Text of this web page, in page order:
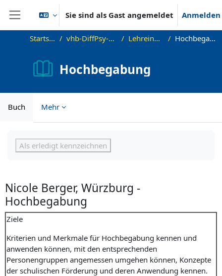
Website-Übersicht
Sie sind als Gast angemeldet Anmelden
Startseite vhb-DiffPsy-Demo Lehreinheit 6 Hochbegabung
Hochbegabung
Buch Mehr
Als erledigt kennzeichnen
Nicole Berger, Würzburg -
Hochbegabung
Ziele
Kriterien und Merkmale für Hochbegabung kennen und
anwenden können, mit den entsprechenden
Personengruppen angemessen umgehen können, Konzepte
der schulischen Förderung und deren Anwendung kennen.